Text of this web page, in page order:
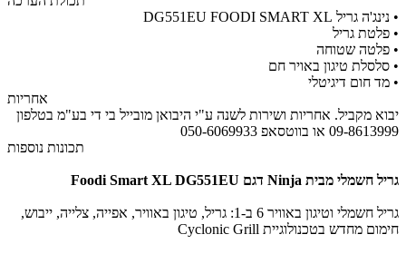
• נינג'ה גריל DG551EU FOODI SMART XL
• פלטת גריל
• פלטה שטוחה
• סלסלת טיגון באויר חם
• מד חום דיגיטלי
אחריות
יבוא מקביל. אחריות ושירות לשנה ע"י היבואן מובייל בי די בע"מ בטלפון
09-8613999 או בווטסאפ 050-6069933
תכונות נוספות
גריל חשמלי מבית Ninja דגם Foodi Smart XL DG551EU
גריל חשמלי וטיגון באוויר 6 ב-1: גריל, טיגון באוויר, אפייה, צלייה, ייבוש,
חימום מחדש בטכנולוגיית Cyclonic Grill